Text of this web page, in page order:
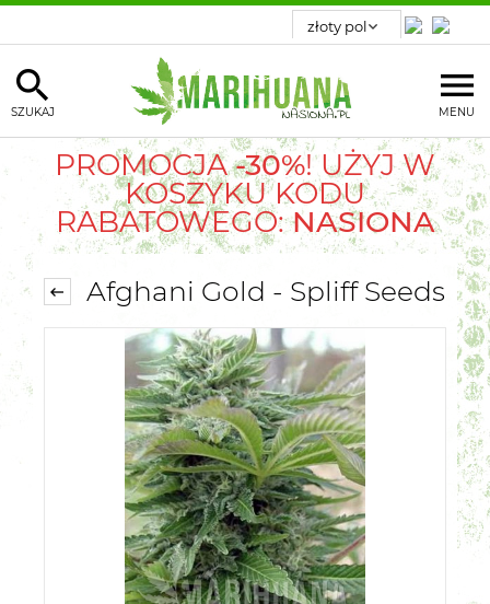
MENU
SZUKAJ
PROMOCJA-30%! UŻYJ W
KOSZYKU KODU
RABATOWEGO:NASIONA
Afghani Gold - Spliff Seeds